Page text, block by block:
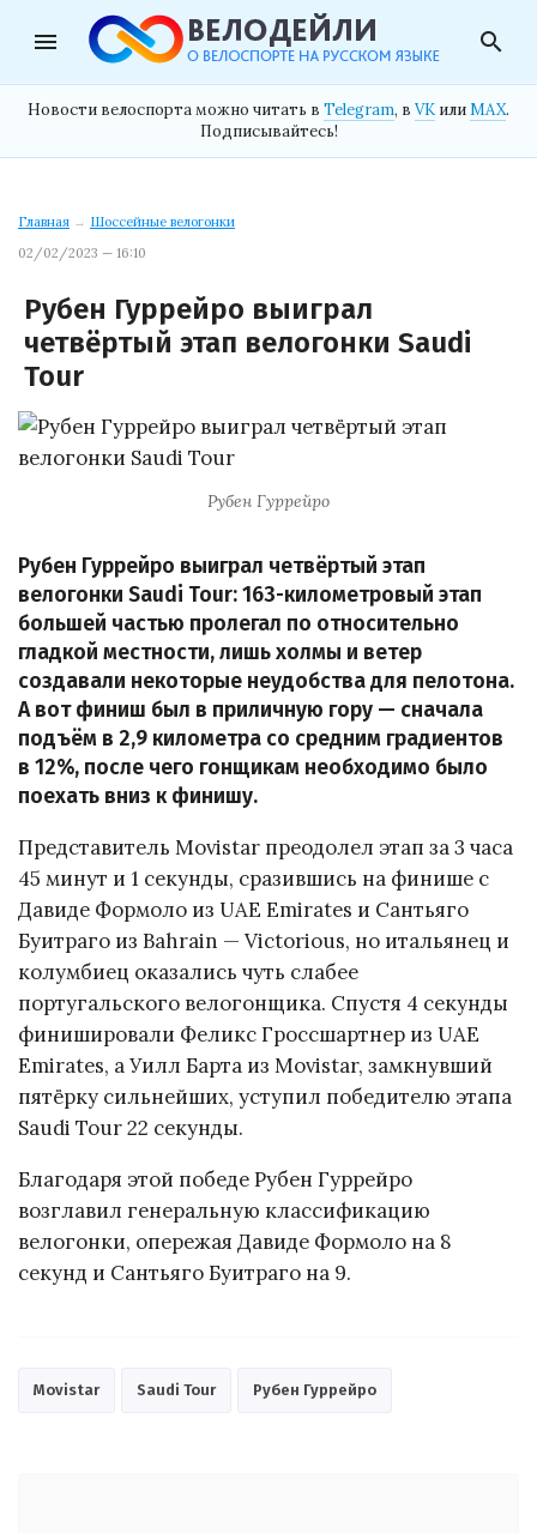
menu search
Новости велоспорта можно читать в Telegram, в VK илиMAX.
Подписывайтесь!
Главная → Шоссейные велогонки
02/02/2023 — 16:10
Рубен Гуррейро выиграл
четвёртый этап велогонки Saudi
Tour
Рубен Гуррейро
Рубен Гуррейро выиграл четвёртый этап
велогонки Saudi Tour: 163-километровый этап
большей частью пролегал по относительно
гладкой местности, лишь холмы и ветер
создавали некоторые неудобства для пелотона.
А вот финиш был в приличную гору — сначала
подъём в 2,9 километра со средним градиентов
в 12%, после чего гонщикам необходимо было
поехать вниз к финишу.
Представитель Movistar преодолел этап за 3 часа
45 минут и 1 секунды, сразившись на финише с
Давиде Формоло из UAE Emirates и Сантьяго
Буитраго из Bahrain — Victorious, но итальянец и
колумбиец оказались чуть слабее
португальского велогонщика. Спустя 4 секунды
финишировали Феликс Гроссшартнер из UAE
Emirates, а Уилл Барта из Movistar, замкнувший
пятёрку сильнейших, уступил победителю этапа
Saudi Tour 22 секунды.
Благодаря этой победе Рубен Гуррейро
возглавил генеральную классификацию
велогонки, опережая Давиде Формоло на 8
секунд и Сантьяго Буитраго на 9.
Movistar Saudi Tour Рубен Гуррейро